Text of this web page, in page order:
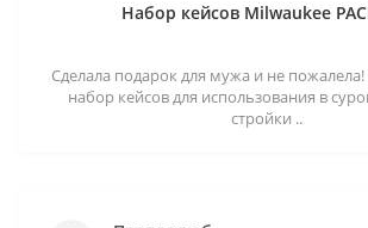
Набор кейсов Milwaukee
Сделала подарок для мужа и не
набор кейсов для использования в
стройки ..